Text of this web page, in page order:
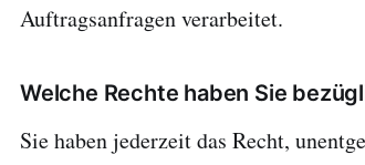
Auftragsanfragen verarbeitet.
Welche Rechte haben Sie
Sie haben jederzeit das Recht,